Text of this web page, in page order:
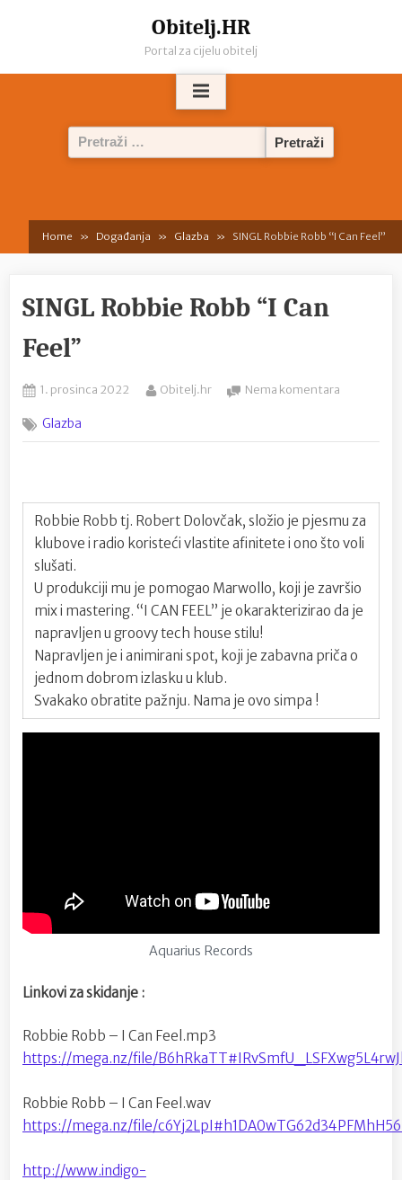
Obitelj.HR
Portal za cijelu obitelj
Pretraži:
Home Događanja Glazba SINGL Robbie Robb “I Can Feel”
SINGL Robbie Robb “I Can
Feel”
Posted
1. prosinca 2022 By
Obitelj.hr Nema komentara
Robb
Feel”
Glazba
Robbie Robb tj. Robert Dolovčak, složio je pjesmu za
klubove i radio koristeći vlastite afinitete i ono što voli
slušati.
U produkciji mu je pomogao Marwollo, koji je završio
mix i mastering. “I CAN FEEL” je okarakterizirao da je
napravljen u groovy tech house stilu!
Napravljen je i animirani spot, koji je zabavna priča o
jednom dobrom izlasku u klub.
Svakako obratite pažnju. Nama je ovo simpa !
Aquarius Records
Linkovi za skidanje :
Robbie Robb – I Can Feel.mp3
https://mega.nz/file/
Robbie Robb – I Can Feel.wav
https://mega.nz/file/
http://www.indigo-